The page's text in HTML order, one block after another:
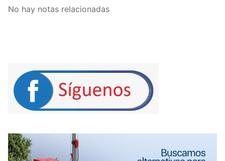
No hay notas relacionadas